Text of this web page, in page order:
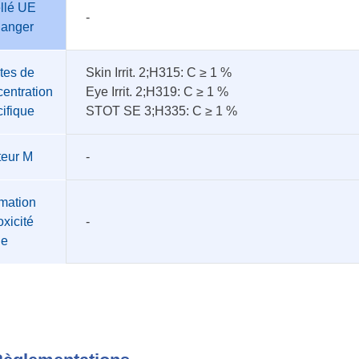
UE
-
de
Skin Irrit. 2;H315: C ≥ 1 %
Eye Irrit. 2;H319: C ≥ 1 %
STOT SE 3;H335: C ≥ 1 %
M -
-